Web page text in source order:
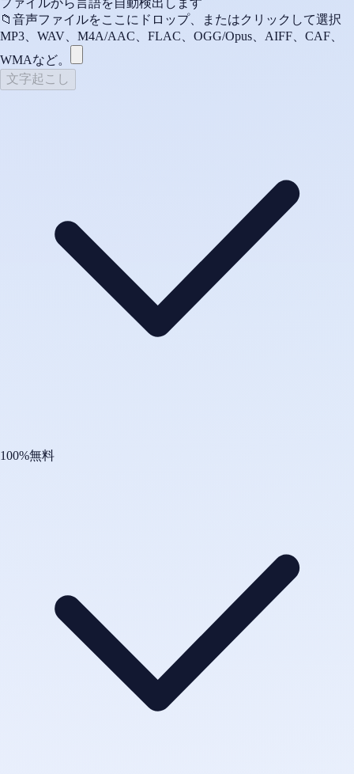
📁 音声ファイルをここにドロップ、またはクリックして選択
MP3、WAV、M4A/AAC、FLAC、OGG/Opus、AIFF、CAF、
WMAなど。
文字起こし
100%無料